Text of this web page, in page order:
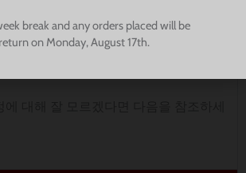
이 11.5인치
break and any orders placed will be
on Monday, August 17th.